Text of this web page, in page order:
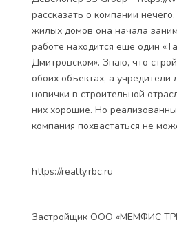
рассказать о компании
жилых домов она начала
работе находится еще один
Дмитровском». Знаю, что
обоих объектах, а
новички в строительной
них хорошие. Но
компания похвастаться не
https://realty.rbc.ru
Застройщик ООО «МЕМФИС